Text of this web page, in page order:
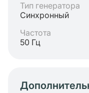
Тип генератора
Синхронный
Частота
50 Гц